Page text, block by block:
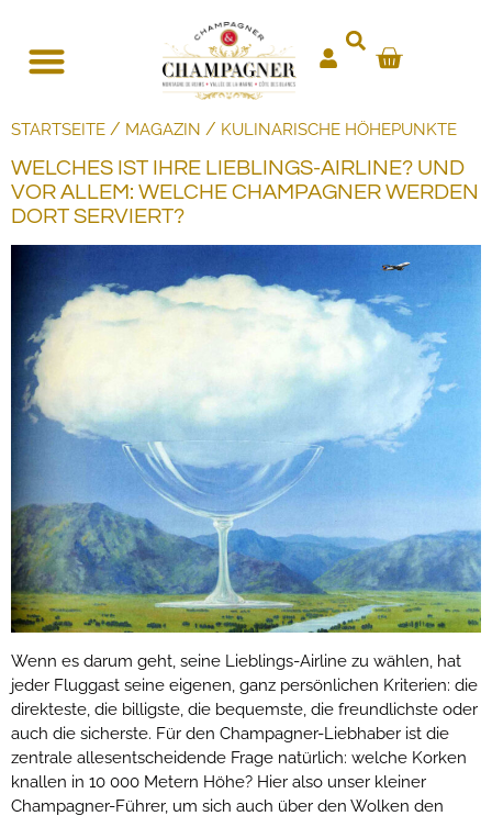
STARTSEITE / MAGAZIN / KULINARISCHE HÖHEPUNKTE
WELCHES IST IHRE LIEBLINGS-AIRLINE? UND
VOR ALLEM: WELCHE CHAMPAGNER WERDEN
DORT SERVIERT?
Wenn es darum geht, seine Lieblings-Airline zu wählen, hat
jeder Fluggast seine eigenen, ganz persönlichen Kriterien: die
direkteste, die billigste, die bequemste, die freundlichste oder
auch die sicherste. Für den Champagner-Liebhaber ist die
zentrale allesentscheidende Frage natürlich: welche Korken
knallen in 10 000 Metern Höhe? Hier also unser kleiner
Champagner-Führer, um sich auch über den Wolken den